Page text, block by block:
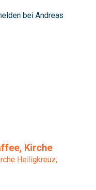
bei Andreas
Kirche
Heiligkreuz,